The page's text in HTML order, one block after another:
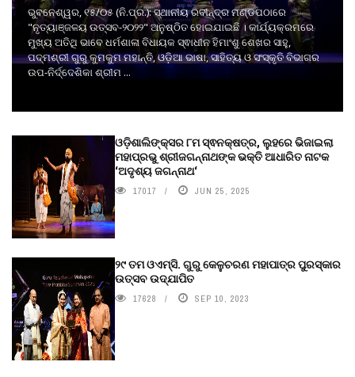
ଭୁବନେଶ୍ୱର, ୧୫/୦୫ (ନି.ପ୍ର.): ସ୍ଥାନୀୟ ରବୀନ୍ଦ୍ର ମଣ୍ଡପଠାରେ
"ନୃତ୍ୟାଞ୍ଜଳୟ ଉତ୍ସବ-୨୦୨୨" ଅନୁଷ୍ଠିତ ହୋଇଯାଇଛି । କାର୍ଯ୍ୟକ୍ରମରେ
ମୁଖ୍ୟ ଅତିଥି ଭାବେ ଧର୍ମଶାଳା ବିଧାୟକ ସ୍ଵାଧୀନ ହିମାଂଶୁ ଶେଖର ସାହୁ,
ପଦ୍ମଶ୍ରୀ ଗୁରୁ କୁମକୁମ ମହାନ୍ତି, ଓଡ଼ିଆ ଭାଷା, ସାହିତ୍ୟ ଓ ସଂସ୍କୃତି ବିଭାଗର
ଉପ-ନିର୍ଦ୍ଦେଶିକା ଶ୍ରୀମ ...
ଓଡ଼ିଶାଲିଙ୍କ୍ସର ୮ମ ସ୍ଵନକ୍ଷତ୍ର, ଲୁହରେ ଭିଜାଇଲା
ମହାପ୍ରଭୁ ଶ୍ରୀଜଗନ୍ନାଥଙ୍କ ଭକ୍ତି ଆଧାରିତ ନାଟକ
‘ଅଦୃଶ୍ୟ ଜଗନ୍ନାଥ‘
17017 JUN 25, 2025
୨୯ ତମ ଓଏମ୍‌ସି. ଗୁରୁ କେଳୁଚରଣ ମହାପାତ୍ର ପୁରସ୍କାର
ଉତ୍ସବ ଉଦ୍‍ଯାପିତ
17628 SEP 10, 2023